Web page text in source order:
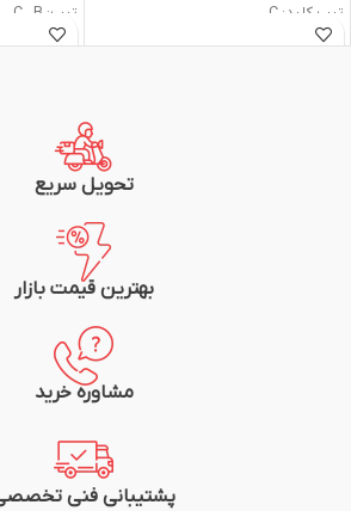
تیپ کلید: C
تعداد پل: یک
تيپ: C ، B
قدرت قطع: 6KA
تحویل سریع
بهترین قیمت بازار
مشاوره خرید
پشتیبانی فنی